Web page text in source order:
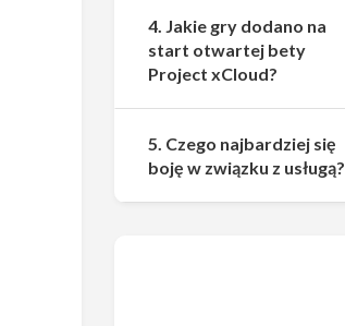
4. Jakie gry dodano na
start otwartej bety
Project xCloud?
5. Czego najbardziej się
boję w związku z usługą?